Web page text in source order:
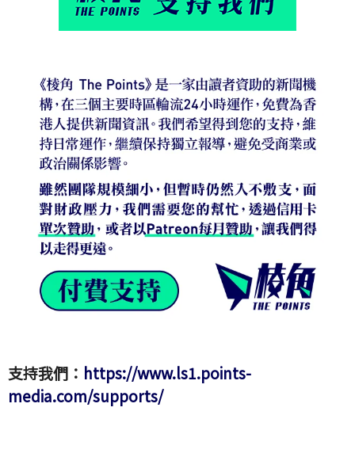
支持我們： https://www.ls1.points-
media.com/supports/